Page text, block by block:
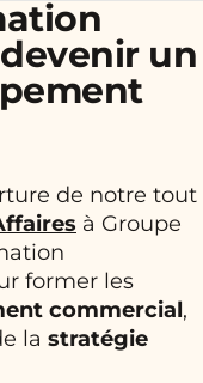
un
de notre tout
à Groupe
former les
commercial,
la stratégie